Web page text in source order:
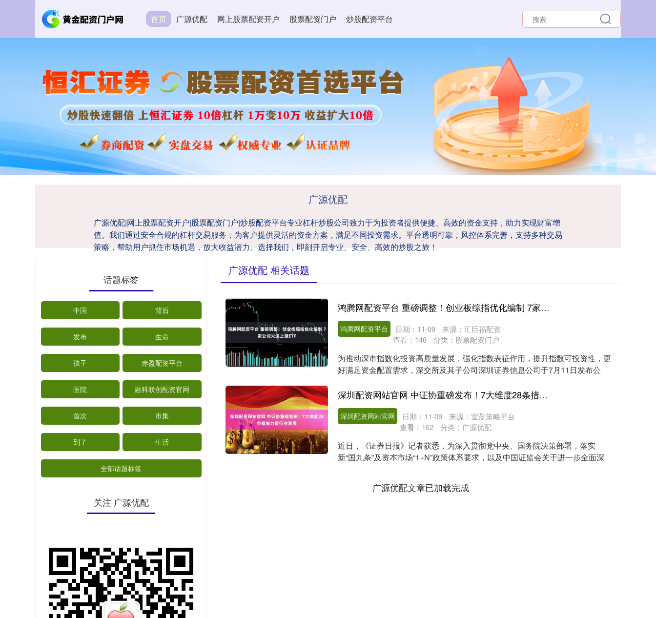
首页 广源优配 网上股票配资开户 股票配资门户 炒股配资平台
广源优配
广源优配|网上股票配资开户|股票配资门户|炒股配资平台专业杠杆炒股公司致力于为投资者提供便捷、高效的资金支持，助力实现财富增
值。我们通过安全合规的杠杆交易服务，为客户提供灵活的资金方案，满足不同投资需求。平台透明可靠，风控体系完善，支持多种交易
策略，帮助用户抓住市场机遇，放大收益潜力。选择我们，即刻开启专业、安全、高效的炒股之旅！
广源优配 相关话题
鸿腾网配资平台 重磅调整！创业板综指优化编制 7家公司火速上报ETF
鸿腾网配资平台 日期：11-09
来源：汇巨福配资
查看： 148 分类： 股票配资门户
为推动深市指数化投资高质量发展，强化指数表征作用，提升指数可投资性，更
好满足资金配置需求，深交所及其子公司深圳证券信息公司于7月11日发布公
深圳配资网站官网 中证协重磅发布！7大维度28条措施力促行业发展
深圳配资网站官网 日期：11-09
来源：室盈策略平台
查看： 162 分类： 广源优配
近日，《证券日报》记者获悉，为深入贯彻党中央、国务院决策部署，落实
新“国九条”及资本市场“1+N”政策体系要求，以及中国证监会关于进一步全面深
广源优配文章已加载完成
话题标签
中国 背后
发布 生命
孩子 赤盈配资平台
医院 融科联创配资官网
首次 市集
到了 生活
全部话题标签
关注 广源优配